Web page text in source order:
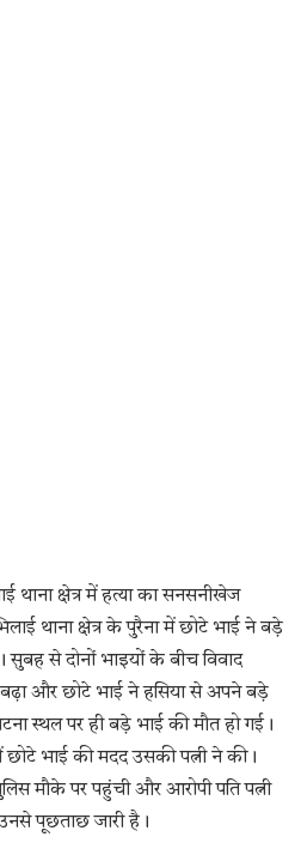
थाना क्षेत्र में हत्या का सनसनीखेज
थाना क्षेत्र के पुरैना में छोटे भाई ने बड़े
सुबह से दोनों भाइयों के बीच विवाद
बढ़ा और छोटे भाई ने हसिया से अपने बड़े
स्थल पर ही बड़े भाई की मौत हो गई।
भाई की मदद उसकी पत्नी ने की।
मौके पर पहुंची और आरोपी पति पत्नी
पूछताछ जारी है।